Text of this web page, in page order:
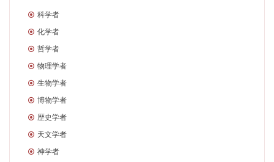
科学者
化学者
哲学者
物理学者
生物学者
博物学者
歴史学者
天文学者
神学者